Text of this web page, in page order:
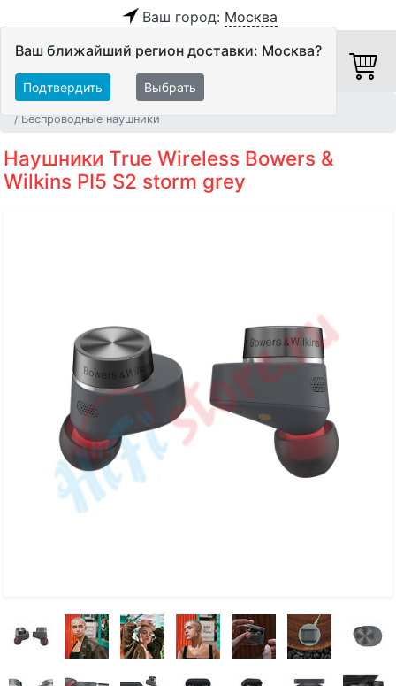
Ваш город: Москва
Ваш ближайший регион доставки: Москва?
Подтвердить Выбрать
Беспроводные наушники
Наушники True Wireless Bowers &
Wilkins PI5 S2 storm grey